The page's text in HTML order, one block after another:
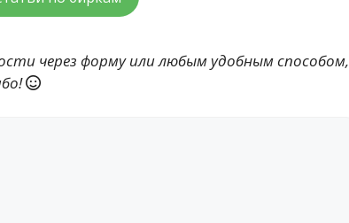
через форму или любым удобным способом,